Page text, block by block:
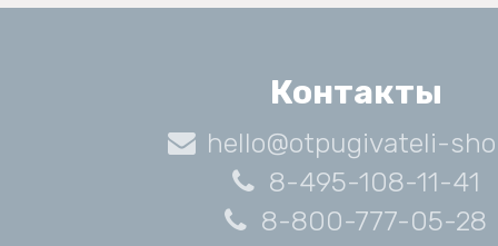
Контакты
hello@otpugivateli-
8-495-108-11-41
8-800-777-05-28